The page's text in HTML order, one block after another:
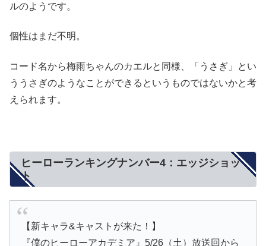
ルのようです。
個性はまだ不明。
コード名から梅雨ちゃんのカエルと同様、「うさぎ」とい
ううさぎのようなことができるというものではないかと考
えられます。
ヒーローランキングナンバー4：エッジショッ
ト
【新キャラ&キャストが来た！】
『僕のヒーローアカデミア』5/26（土）放送回から